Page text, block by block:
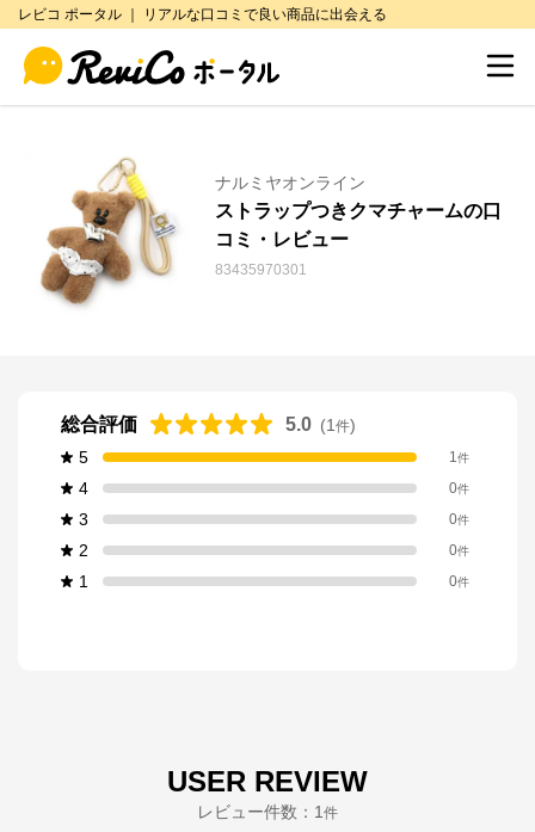
レビコ ポータル ｜ リアルな口コミで良い商品に出会える
ナルミヤオンライン
ストラップつきクマチャームの口
コミ・レビュー
83435970301
総合評価 5.0 (1 件)
5
1件
4 0件
3 0件
2 0件
1 0件
USER REVIEW
レビュー件数： 1 件